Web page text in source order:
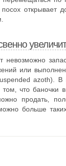
открывает
невозможно
или
azoth). В
том, что баночки
продать,
больше